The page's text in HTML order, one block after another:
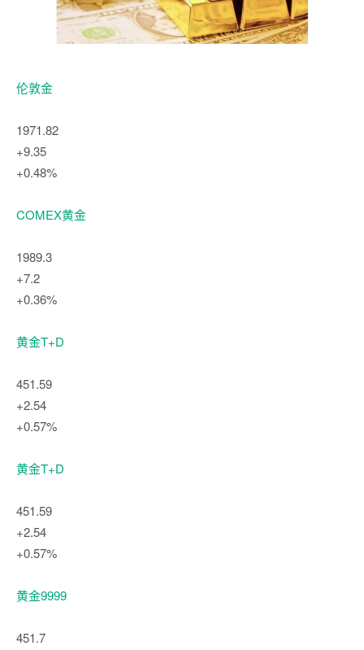
伦敦金
1971.82
+9.35
+0.48%
COMEX黄金
1989.3
+7.2
+0.36%
黄金T+D
451.59
+2.54
+0.57%
黄金T+D
451.59
+2.54
+0.57%
黄金9999
451.7